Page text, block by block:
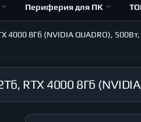
Периферия для ПК
4000 8Гб (NVIDIA QUADRO),